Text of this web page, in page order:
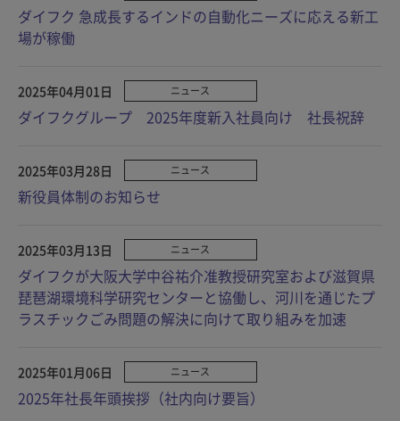
ダイフク 急成長するインドの自動化ニーズに応える新工
場が稼働
2025年04月01日 ニュース
ダイフクグループ 2025年度新入社員向け 社長祝辞
2025年03月28日 ニュース
新役員体制のお知らせ
2025年03月13日 ニュース
ダイフクが大阪大学中谷祐介准教授研究室および滋賀県
琵琶湖環境科学研究センターと協働し、河川を通じたプ
ラスチックごみ問題の解決に向けて取り組みを加速
2025年01月06日 ニュース
2025年社長年頭挨拶（社内向け要旨）